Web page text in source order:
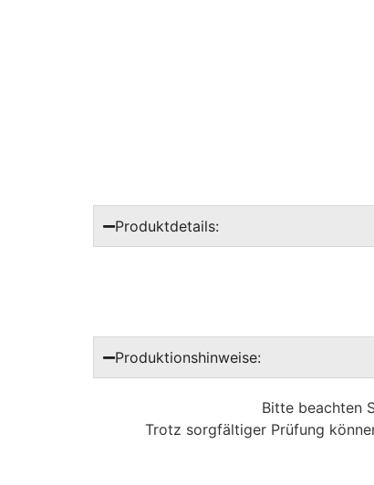
Produktdetails:
Produktionshinweise:
Bitte beachten
Trotz sorgfältiger Prüfung